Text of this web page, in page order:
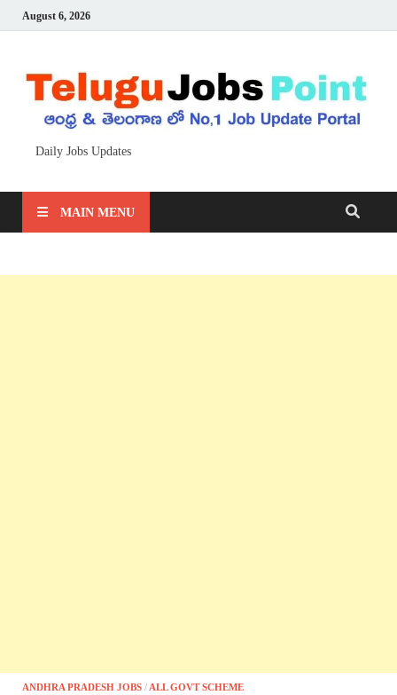
August 6, 2026
Daily Jobs Updates
MAIN MENU
ANDHRA PRADESH JOBS / ALL GOVT SCHEME